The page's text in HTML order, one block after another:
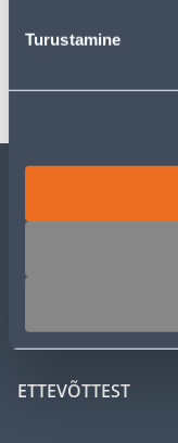
Turustamine
TEENUSED
MEISTRIKLUBI
ETTEVÕTTEST